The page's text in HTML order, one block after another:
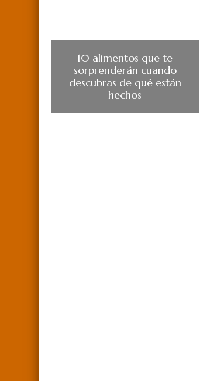
10 alimentos que te
sorprenderán cuando
descubras de qué están
hechos